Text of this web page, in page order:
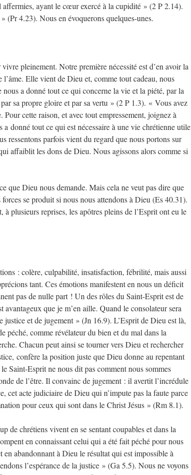
affermies, ayant le cœur exercé à la cupidité » (2 P 2.14).
4.23). Nous en évoquerons quelques-unes.
pleinement. Notre première nécessité est d’en avoir la
l’âme. Elle vient de Dieu et, comme tout cadeau, nous
a donné tout ce qui concerne la vie et la piété, par la
sa propre gloire et par sa vertu » (2 P 1.3). « Vous avez
cette raison, et avec tout empressement, joignez à
donné tout ce qui est nécessaire à une vie chrétienne utile
ressentons parfois vient du regard que nous portons sur
affaiblit les dons de Dieu. Nous agissons alors comme si
que Dieu nous demande. Mais cela ne veut pas dire que
se produit si nous nous attendons à Dieu (Es 40.31).
plusieurs reprises, les apôtres pleins de l’Esprit ont eu le
: colère, culpabilité, insatisfaction, fébrilité, mais aussi
tant. Ces émotions manifestent en nous un déficit
pas de nulle part ! Un des rôles du Saint-Esprit est de
que je m’en aille. Quand le consolateur sera
et de jugement » (Jn 16.9). L’Esprit de Dieu est là,
péché, comme révélateur du bien et du mal dans la
Chacun peut ainsi se tourner vers Dieu et rechercher
confère la position juste que Dieu donne au repentant
Saint-Esprit ne nous dit pas comment nous sommes
de l’être. Il convainc de jugement : il avertit l’incrédule
cet acte judiciaire de Dieu qui n’impute pas la faute parce
pour ceux qui sont dans le Christ Jésus » (Rm 8.1).
de chrétiens vivent en se sentant coupables et dans la
en connaissant celui qui a été fait péché pour nous
abandonnant à Dieu le résultat qui est impossible à
l’espérance de la justice » (Ga 5.5). Nous ne voyons